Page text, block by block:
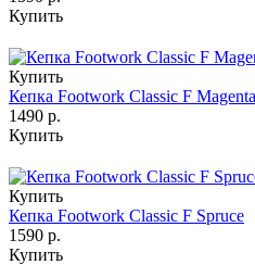
Купить
Купить
Кепка Footwork Classic F Magenta
1490 р.
Купить
Купить
Кепка Footwork Classic F Spruce
1590 р.
Купить